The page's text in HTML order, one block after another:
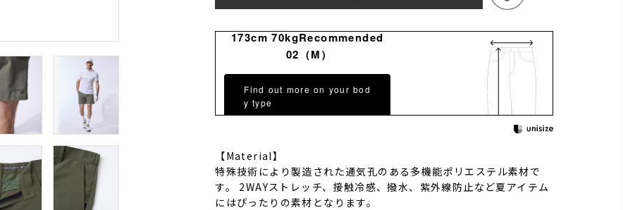
173cm 70kgRecommended
02（M）
Find out more on your bod
y type
【Material】
特殊技術により製造された通気孔のある多機能ポリエステル素材で
す。 2WAYストレッチ、接触冷感、撥水、紫外線防止など夏アイテム
にはぴったりの素材となります。